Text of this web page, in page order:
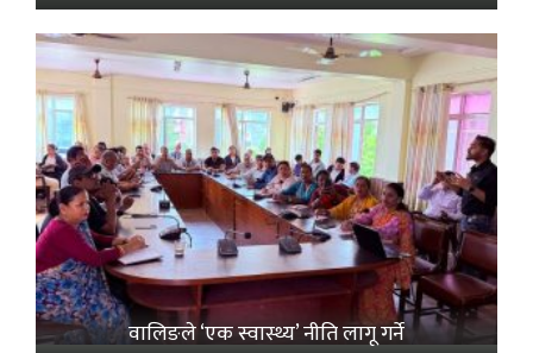
वालिङले ‘एक स्वास्थ्य’ नीति लागू गर्ने